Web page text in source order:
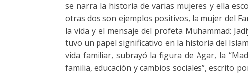
se narra la historia de varias mujeres y ella
otras dos son ejemplos positivos, la mujer del
la vida y el mensaje del profeta Muhammad:
tuvo un papel significativo en la historia del
vida familiar, subrayó la figura de Agar, la
familia, educación y cambios sociales”, escrito